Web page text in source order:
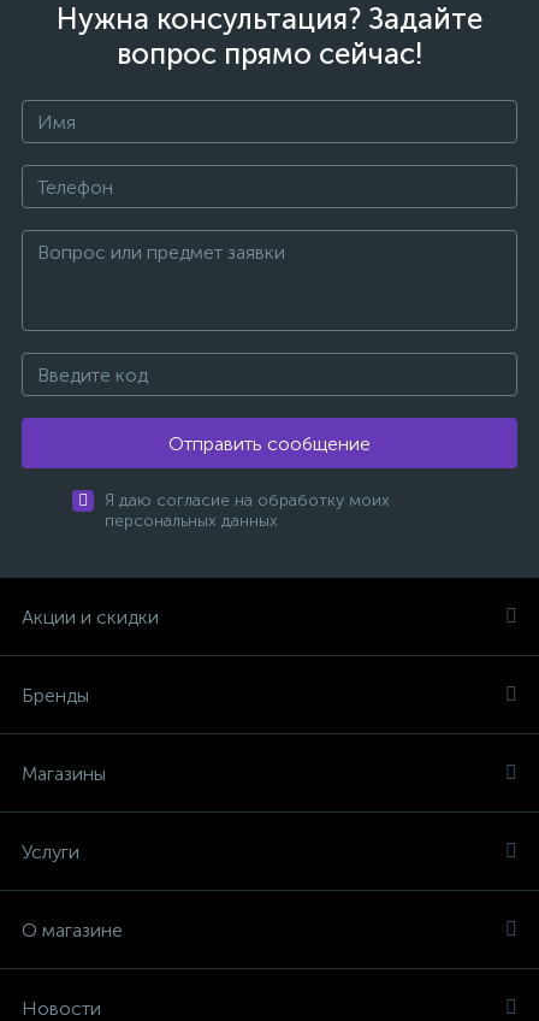
Нужна консультация? Задайте
вопрос прямо сейчас!
Отправить сообщение
Я даю согласие на обработку моих
персональных данных
Акции и скидки
Бренды
Магазины
Услуги
О магазине
Новости